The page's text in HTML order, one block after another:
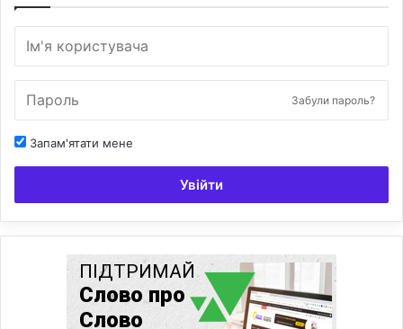
Забули пароль?
Запам'ятати мене
Увійти